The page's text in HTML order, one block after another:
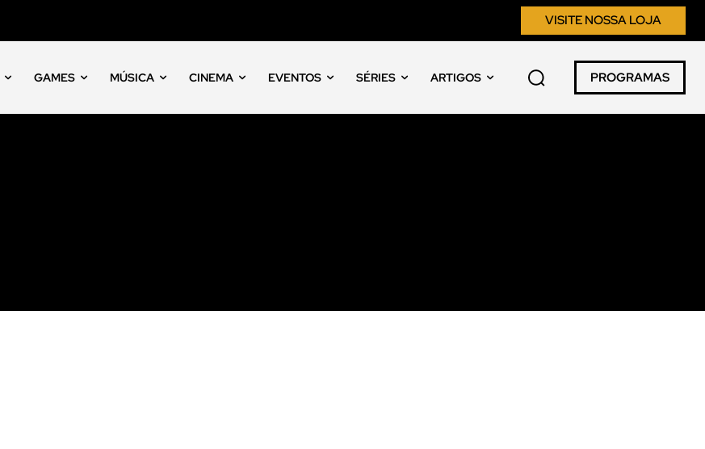
VISITE NOSSA LOJA
GAMES MÚSICA CINEMA EVENTOS SÉRIES ARTIGOS PROGRAMAS